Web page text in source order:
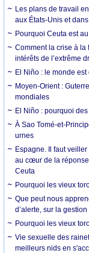
Les plans de travail
aux États-Unis et
Pourquoi Ceuta est
Comment la crise à la
intérêts de l’extrême
El Niño : le monde
Moyen-Orient :
mondiales
El Niño : pourquoi
À Sao Tomé-et-
urnes
Espagne. Il faut
au cœur de la
Ceuta
Pourquoi les vieux
Que peut nous
d’alerte, sur la
Pourquoi les vieux
Vie sexuelle des
meilleurs nids en